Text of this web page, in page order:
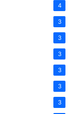
4
3
3
3
3
3
3